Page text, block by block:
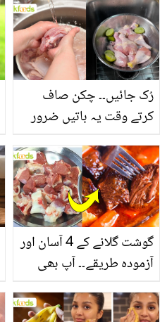
بنانے کے چند قدرتی طریقے
رُک جائیں۔۔ چکن صاف
کرتے وقت یہ باتیں ضرور
گوشت گلانے کے 4 آسان اور
آزمودہ طریقے۔۔ آپ بھی
بتائے راز